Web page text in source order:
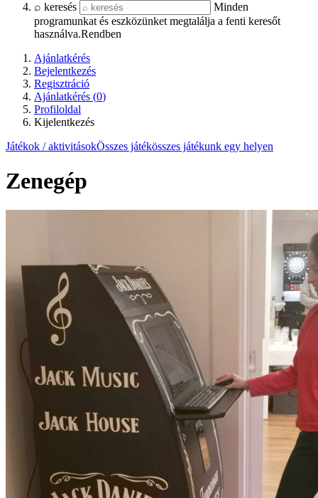
⌕ keresés
Minden
programunkat és eszközünket megtalálja a fenti keresőt
használva.Rendben
Ajánlatkérés
Bejelentkezés
Regisztráció
Ajánlatkérés (0)
Profiloldal
Kijelentkezés
Játékok / aktivitásokÖsszes játékösszes játékunk egy helyen
Zenegép